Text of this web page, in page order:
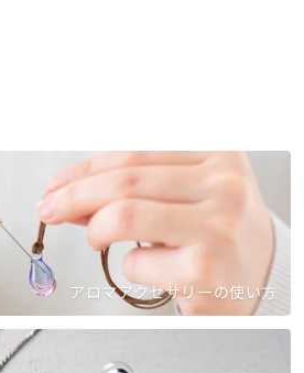
アロマアクセサリーの使い方